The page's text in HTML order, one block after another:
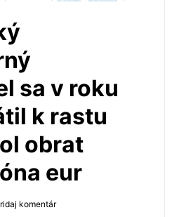
sa v roku
k rastu
obrat
eur
komentár